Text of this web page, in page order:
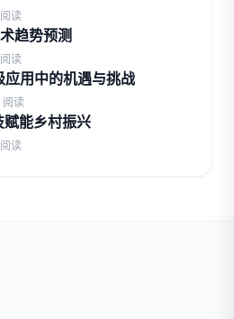
读
趋势预测
读
应用中的机遇与挑战
读
能乡村振兴
读